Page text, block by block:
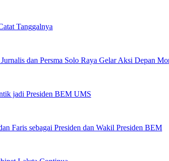
Tanggalnya
dan Persma Solo Raya Gelar Aksi Depan
jadi Presiden BEM UMS
Faris sebagai Presiden dan Wakil Presiden BEM